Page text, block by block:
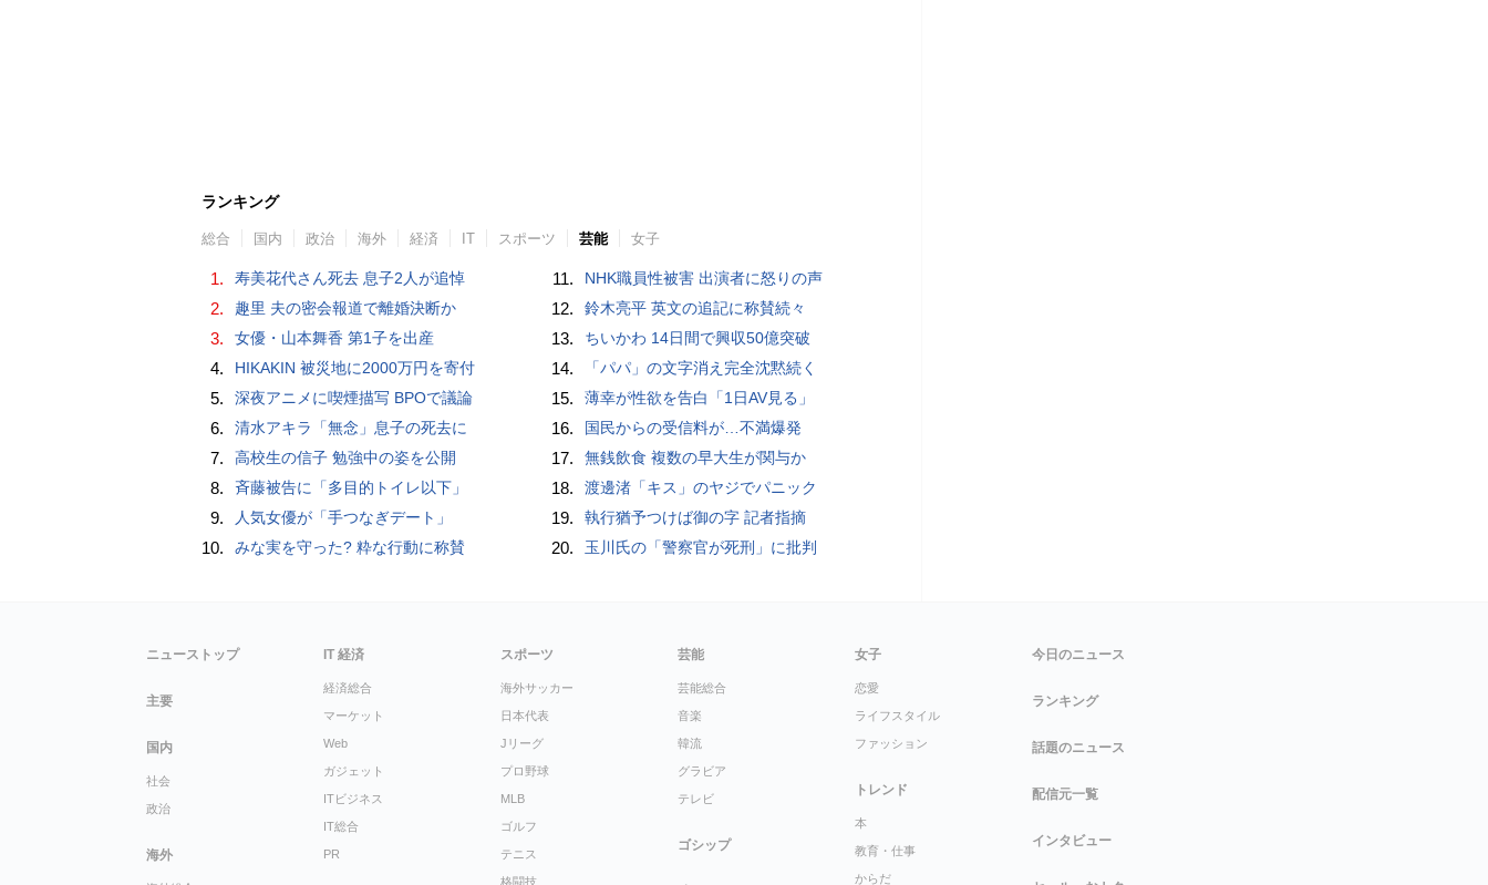
ランキング
総合 国内 政治 海外 経済 IT スポーツ 芸能 女子
1. 寿美花代さん死去 息子2人が追悼
2. 趣里 夫の密会報道で離婚決断か
3. 女優・山本舞香 第1子を出産
4. HIKAKIN 被災地に2000万円を寄付
5. 深夜アニメに喫煙描写 BPOで議論
6. 清水アキラ「無念」息子の死去に
7. 高校生の信子 勉強中の姿を公開
8. 斉藤被告に「多目的トイレ以下」
9. 人気女優が「手つなぎデート」
10. みな実を守った? 粋な行動に称賛
11. NHK職員性被害 出演者に怒りの声
12. 鈴木亮平 英文の追記に称賛続々
13. ちいかわ 14日間で興収50億突破
14. 「パパ」の文字消え完全沈黙続く
15. 薄幸が性欲を告白「1日AV見る」
16. 国民からの受信料が…不満爆発
17. 無銭飲食 複数の早大生が関与か
18. 渡邊渚「キス」のヤジでパニック
19. 執行猶予つけば御の字 記者指摘
20. 玉川氏の「警察官が死刑」に批判
ニューストップ
主要
国内
社会
政治
海外
IT 経済
経済総合
マーケット
Web
ガジェット
ITビジネス
IT総合
PR
スポーツ
海外サッカー
日本代表
Jリーグ
プロ野球
MLB
ゴルフ
テニス
格闘技
芸能
芸能総合
音楽
韓流
グラビア
テレビ
ゴシップ
女子
恋愛
ライフスタイル
ファッション
トレンド
本
教育・仕事
からだ
今日のニュース
ランキング
話題のニュース
配信元一覧
インタビュー